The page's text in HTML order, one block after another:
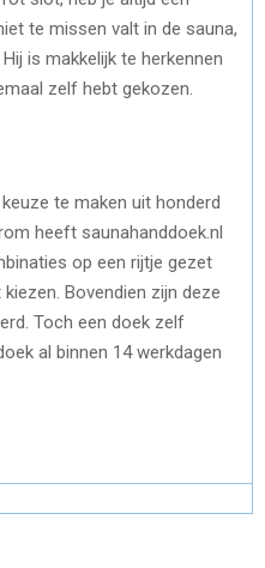
te missen valt in de sauna,
is makkelijk te herkennen
zelf hebt gekozen.
te maken uit honderd
heeft saunahanddoek.nl
op een rijtje gezet
Bovendien zijn deze
Toch een doek zelf
al binnen 14 werkdagen